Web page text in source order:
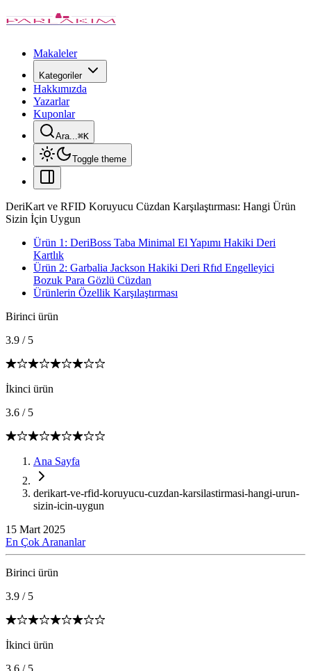
Makaleler
Kategoriler
Hakkımızda
Yazarlar
Kuponlar
Ara...⌘K
Toggle theme
DeriKart ve RFID Koruyucu Cüzdan Karşılaştırması: Hangi Ürün
Sizin İçin Uygun
Ürün 1: DeriBoss Taba Minimal El Yapımı Hakiki Deri
Kartlık
Ürün 2: Garbalia Jackson Hakiki Deri Rfıd Engelleyici
Bozuk Para Gözlü Cüzdan
Ürünlerin Özellik Karşılaştırması
Birinci ürün
3.9 / 5
İkinci ürün
3.6 / 5
Ana Sayfa
derikart-ve-rfid-koruyucu-cuzdan-karsilastirmasi-hangi-urun-
sizin-icin-uygun
15 Mart 2025
En Çok Arananlar
Birinci ürün
3.9 / 5
İkinci ürün
3.6 / 5